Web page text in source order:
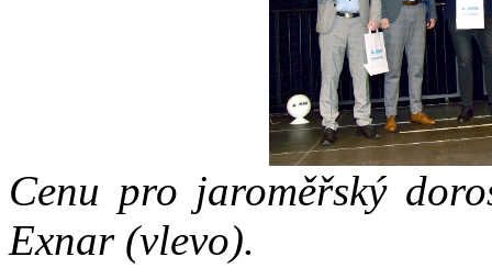
Cenu pro jaroměřský
Exnar (vlevo).